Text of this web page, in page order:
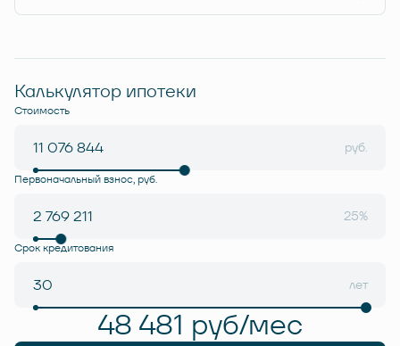
Калькулятор ипотеки
Стоимость
руб.
Первоначальный взнос, руб.
25%
Срок кредитования
лет
48 481 руб/мес